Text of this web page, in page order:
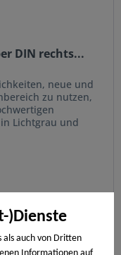
)Dienste
als auch von Dritten
DIN rechts...
neue und
zu nutzen,
Lichtgrau und